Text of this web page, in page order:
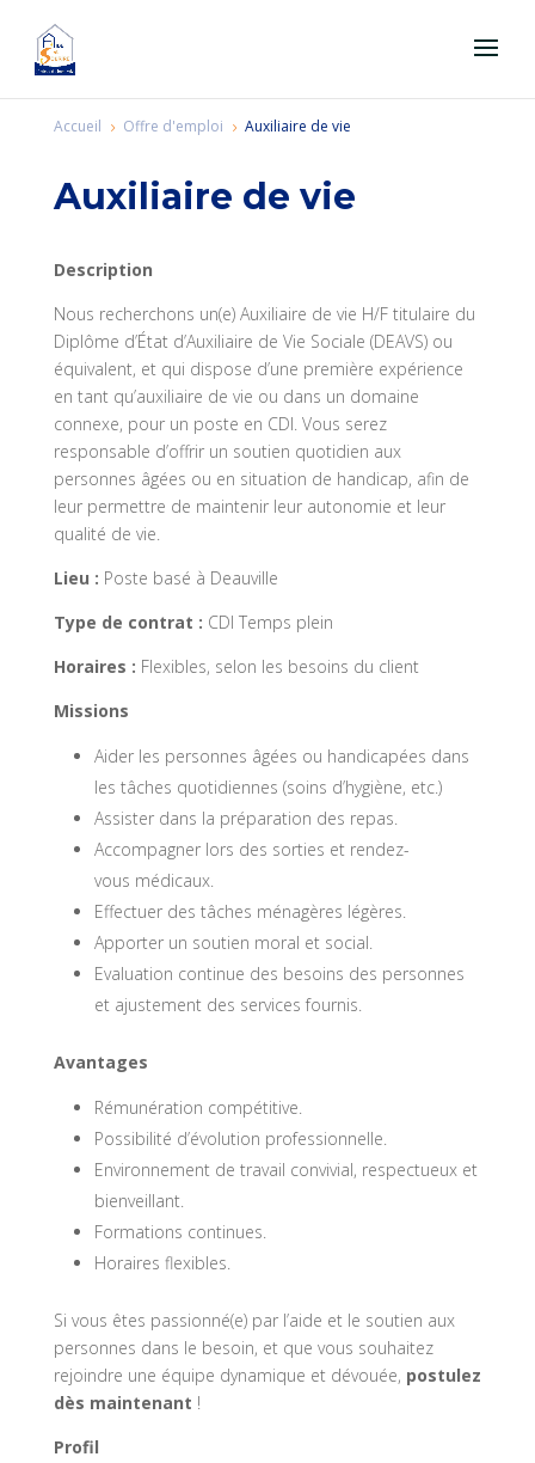
Accueil 5 Offre d'emploi 5 Auxiliaire de vie
Auxiliaire de vie
Description
Nous recherchons un(e) Auxiliaire de vie H/F titulaire du
Diplôme d’État d’Auxiliaire de Vie Sociale (DEAVS) ou
équivalent, et qui dispose d’une première expérience
en tant qu’auxiliaire de vie ou dans un domaine
connexe, pour un poste en CDI. Vous serez
responsable d’offrir un soutien quotidien aux
personnes âgées ou en situation de handicap, afin de
leur permettre de maintenir leur autonomie et leur
qualité de vie.
Lieu : Poste basé à Deauville
Type de contrat : CDI Temps plein
Horaires : Flexibles, selon les besoins du client
Missions
Aider les personnes âgées ou handicapées dans
les tâches quotidiennes (soins d’hygiène, etc.)
Assister dans la préparation des repas.
Accompagner lors des sorties et rendez-
vous médicaux.
Effectuer des tâches ménagères légères.
Apporter un soutien moral et social.
Evaluation continue des besoins des personnes
et ajustement des services fournis.
Avantages
Rémunération compétitive.
Possibilité d’évolution professionnelle.
Environnement de travail convivial, respectueux et
bienveillant.
Formations continues.
Horaires flexibles.
Si vous êtes passionné(e) par l’aide et le soutien aux
personnes dans le besoin, et que vous souhaitez
rejoindre une équipe dynamique et dévouée, postulez
dès maintenant !
Profil